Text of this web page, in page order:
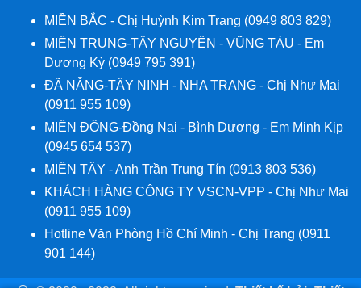
MIỀN BẮC - Chị Huỳnh Kim Trang (0949 803 829)
MIỀN TRUNG-TÂY NGUYÊN - VŨNG TÀU - Em
Dương Kỳ (0949 795 391)
ĐÃ NẴNG-TÂY NINH - NHA TRANG - Chị Như Mai
(0911 955 109)
MIỀN ĐÔNG-Đồng Nai - Bình Dương - Em Minh Kịp
(0945 654 537)
MIỀN TÂY - Anh Trần Trung Tín (0913 803 536)
KHÁCH HÀNG CÔNG TY VSCN-VPP - Chị Như Mai
(0911 955 109)
Hotline Văn Phòng Hồ Chí Minh - Chị Trang (0911
901 144)